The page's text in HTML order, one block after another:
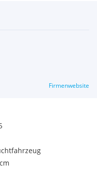
Firmenwebsite